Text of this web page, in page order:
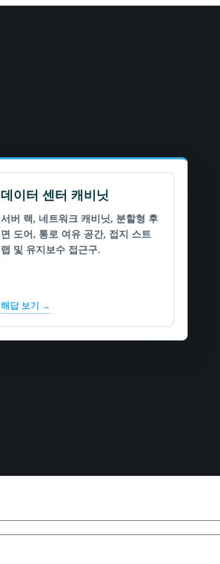
데이터 센터 캐비닛
서버 랙, 네트워크 캐비닛, 분할형 후
면 도어, 통로 여유 공간, 접지 스트
랩 및 유지보수 접근구.
해답 보기 →